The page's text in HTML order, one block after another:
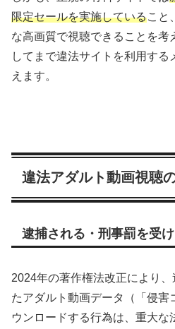
限定セールを実施していること
な高画質で視聴できることを考
してまで違法サイトを利用す
えます。
違法アダルト動画視聴
逮捕される・刑事罰を受
2024年の著作権法改正により
たアダルト動画データ（「侵害
ウンロードする行為は、重大な